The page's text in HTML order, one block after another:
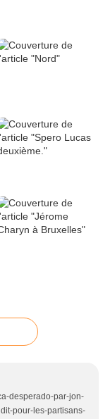
desperado-par-jon-
pour-les-partisans-